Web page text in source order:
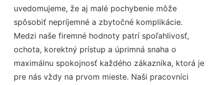
uvedomujeme, že aj malé pochybenie môže
spôsobiť nepríjemné a zbytočné komplikácie.
Medzi naše firemné hodnoty patrí spoľahlivosť,
ochota, korektný prístup a úprimná snaha o
maximálnu spokojnosť každého zákazníka, ktorá je
pre nás vždy na prvom mieste. Naši pracovníci